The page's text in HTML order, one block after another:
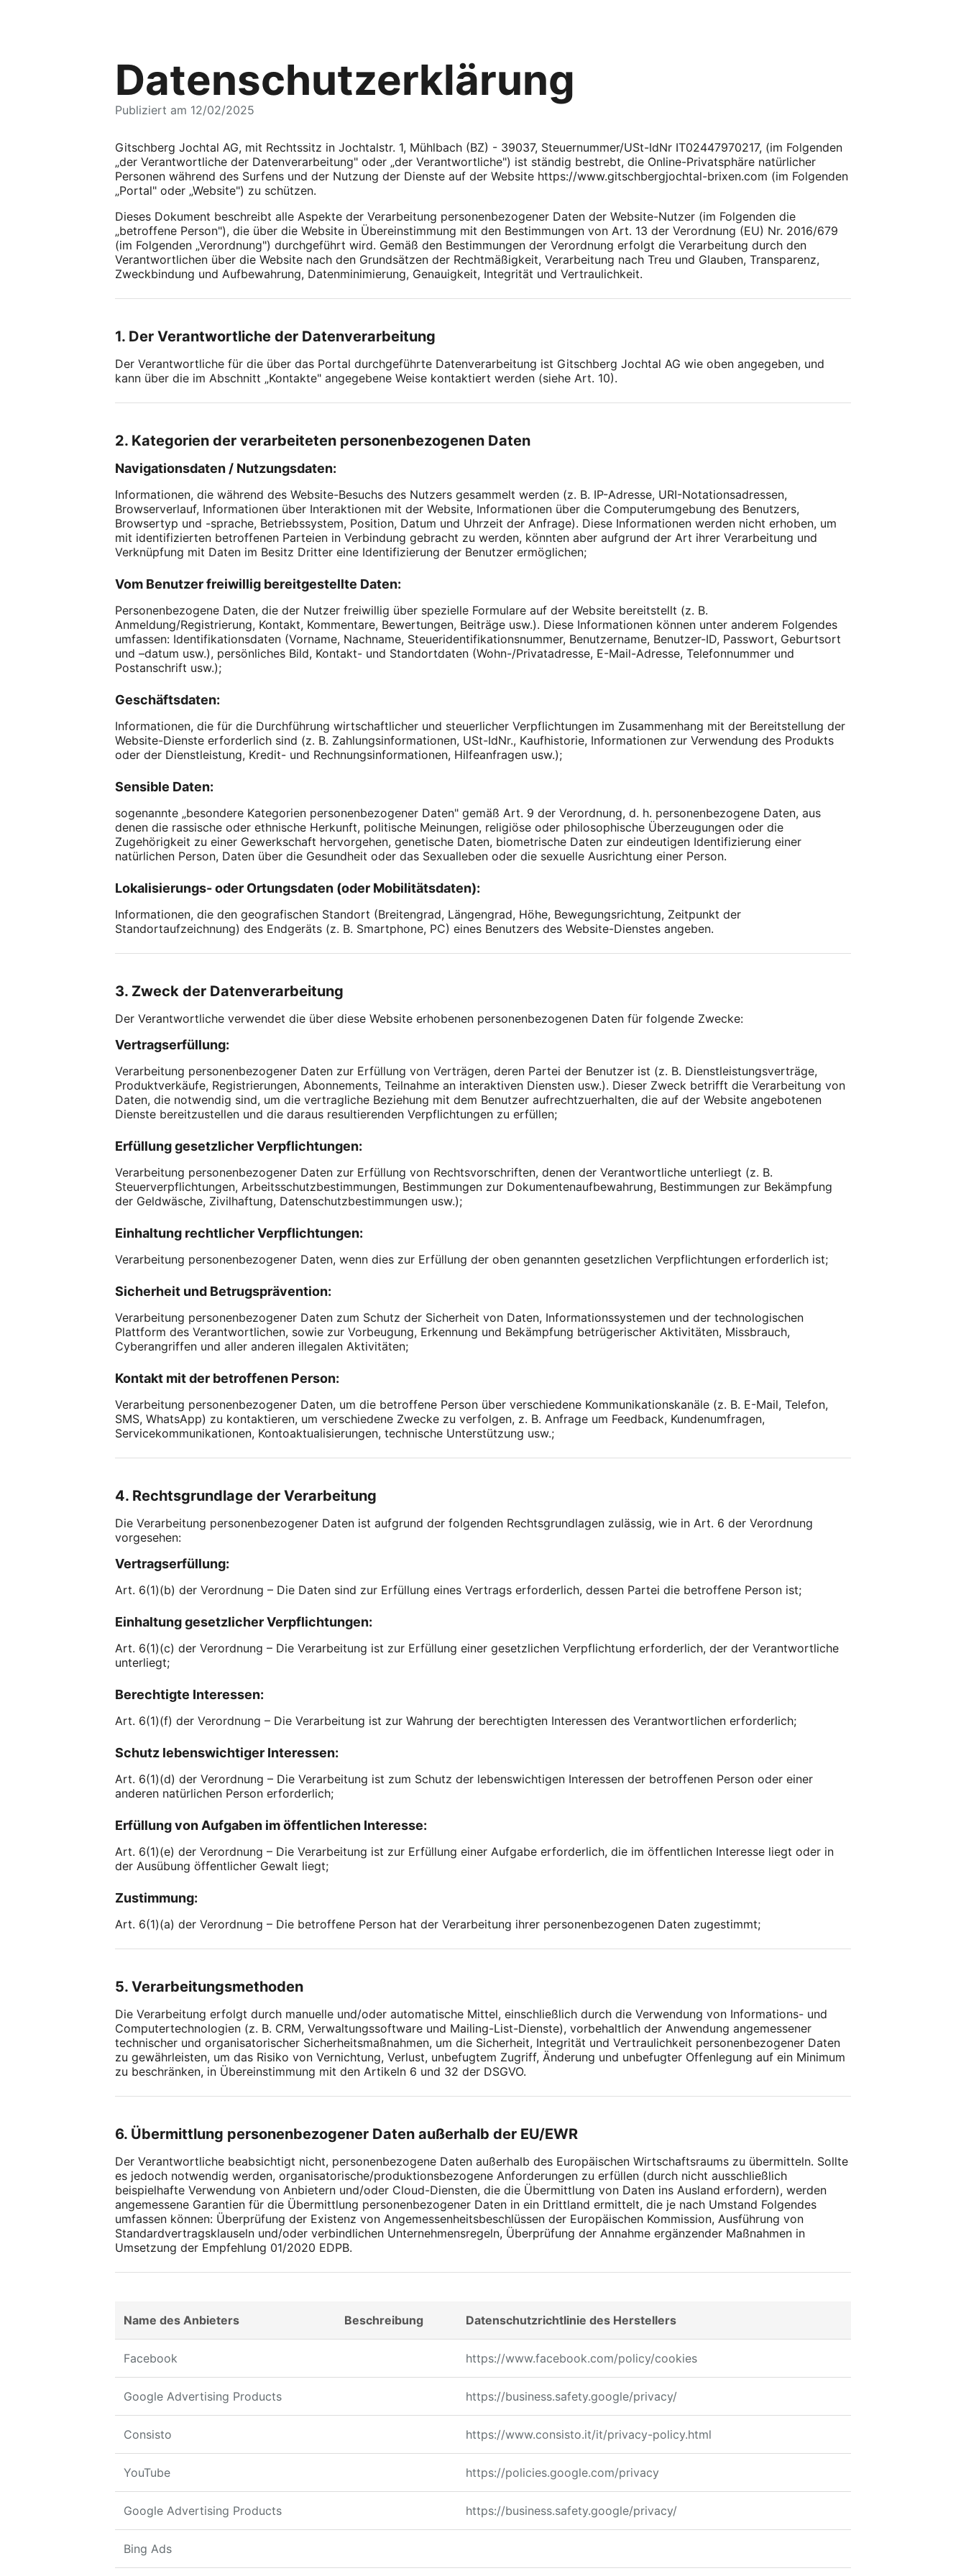
Datenschutzerklärung
Publiziert am 12/02/2025
Gitschberg Jochtal AG, mit Rechtssitz in Jochtalstr. 1, Mühlbach (BZ) - 39037, Steuernummer/USt-IdNr IT02447970217, (im Folgenden
„der Verantwortliche der Datenverarbeitung" oder „der Verantwortliche") ist ständig bestrebt, die Online-Privatsphäre natürlicher
Personen während des Surfens und der Nutzung der Dienste auf der Website https://www.gitschbergjochtal-brixen.com (im Folgenden
„Portal" oder „Website") zu schützen.
Dieses Dokument beschreibt alle Aspekte der Verarbeitung personenbezogener Daten der Website-Nutzer (im Folgenden die
„betroffene Person"), die über die Website in Übereinstimmung mit den Bestimmungen von Art. 13 der Verordnung (EU) Nr. 2016/679
(im Folgenden „Verordnung") durchgeführt wird. Gemäß den Bestimmungen der Verordnung erfolgt die Verarbeitung durch den
Verantwortlichen über die Website nach den Grundsätzen der Rechtmäßigkeit, Verarbeitung nach Treu und Glauben, Transparenz,
Zweckbindung und Aufbewahrung, Datenminimierung, Genauigkeit, Integrität und Vertraulichkeit.
1. Der Verantwortliche der Datenverarbeitung
Der Verantwortliche für die über das Portal durchgeführte Datenverarbeitung ist Gitschberg Jochtal AG wie oben angegeben, und
kann über die im Abschnitt „Kontakte" angegebene Weise kontaktiert werden (siehe Art. 10).
2. Kategorien der verarbeiteten personenbezogenen Daten
Navigationsdaten / Nutzungsdaten:
Informationen, die während des Website-Besuchs des Nutzers gesammelt werden (z. B. IP-Adresse, URI-Notationsadressen,
Browserverlauf, Informationen über Interaktionen mit der Website, Informationen über die Computerumgebung des Benutzers,
Browsertyp und -sprache, Betriebssystem, Position, Datum und Uhrzeit der Anfrage). Diese Informationen werden nicht erhoben, um
mit identifizierten betroffenen Parteien in Verbindung gebracht zu werden, könnten aber aufgrund der Art ihrer Verarbeitung und
Verknüpfung mit Daten im Besitz Dritter eine Identifizierung der Benutzer ermöglichen;
Vom Benutzer freiwillig bereitgestellte Daten:
Personenbezogene Daten, die der Nutzer freiwillig über spezielle Formulare auf der Website bereitstellt (z. B.
Anmeldung/Registrierung, Kontakt, Kommentare, Bewertungen, Beiträge usw.). Diese Informationen können unter anderem Folgendes
umfassen: Identifikationsdaten (Vorname, Nachname, Steueridentifikationsnummer, Benutzername, Benutzer-ID, Passwort, Geburtsort
und –datum usw.), persönliches Bild, Kontakt- und Standortdaten (Wohn-/Privatadresse, E-Mail-Adresse, Telefonnummer und
Postanschrift usw.);
Geschäftsdaten:
Informationen, die für die Durchführung wirtschaftlicher und steuerlicher Verpflichtungen im Zusammenhang mit der Bereitstellung der
Website-Dienste erforderlich sind (z. B. Zahlungsinformationen, USt-IdNr., Kaufhistorie, Informationen zur Verwendung des Produkts
oder der Dienstleistung, Kredit- und Rechnungsinformationen, Hilfeanfragen usw.);
Sensible Daten:
sogenannte „besondere Kategorien personenbezogener Daten" gemäß Art. 9 der Verordnung, d. h. personenbezogene Daten, aus
denen die rassische oder ethnische Herkunft, politische Meinungen, religiöse oder philosophische Überzeugungen oder die
Zugehörigkeit zu einer Gewerkschaft hervorgehen, genetische Daten, biometrische Daten zur eindeutigen Identifizierung einer
natürlichen Person, Daten über die Gesundheit oder das Sexualleben oder die sexuelle Ausrichtung einer Person.
Lokalisierungs- oder Ortungsdaten (oder Mobilitätsdaten):
Informationen, die den geografischen Standort (Breitengrad, Längengrad, Höhe, Bewegungsrichtung, Zeitpunkt der
Standortaufzeichnung) des Endgeräts (z. B. Smartphone, PC) eines Benutzers des Website-Dienstes angeben.
3. Zweck der Datenverarbeitung
Der Verantwortliche verwendet die über diese Website erhobenen personenbezogenen Daten für folgende Zwecke:
Vertragserfüllung:
Verarbeitung personenbezogener Daten zur Erfüllung von Verträgen, deren Partei der Benutzer ist (z. B. Dienstleistungsverträge,
Produktverkäufe, Registrierungen, Abonnements, Teilnahme an interaktiven Diensten usw.). Dieser Zweck betrifft die Verarbeitung von
Daten, die notwendig sind, um die vertragliche Beziehung mit dem Benutzer aufrechtzuerhalten, die auf der Website angebotenen
Dienste bereitzustellen und die daraus resultierenden Verpflichtungen zu erfüllen;
Erfüllung gesetzlicher Verpflichtungen:
Verarbeitung personenbezogener Daten zur Erfüllung von Rechtsvorschriften, denen der Verantwortliche unterliegt (z. B.
Steuerverpflichtungen, Arbeitsschutzbestimmungen, Bestimmungen zur Dokumentenaufbewahrung, Bestimmungen zur Bekämpfung
der Geldwäsche, Zivilhaftung, Datenschutzbestimmungen usw.);
Einhaltung rechtlicher Verpflichtungen:
Verarbeitung personenbezogener Daten, wenn dies zur Erfüllung der oben genannten gesetzlichen Verpflichtungen erforderlich ist;
Sicherheit und Betrugsprävention:
Verarbeitung personenbezogener Daten zum Schutz der Sicherheit von Daten, Informationssystemen und der technologischen
Plattform des Verantwortlichen, sowie zur Vorbeugung, Erkennung und Bekämpfung betrügerischer Aktivitäten, Missbrauch,
Cyberangriffen und aller anderen illegalen Aktivitäten;
Kontakt mit der betroffenen Person:
Verarbeitung personenbezogener Daten, um die betroffene Person über verschiedene Kommunikationskanäle (z. B. E-Mail, Telefon,
SMS, WhatsApp) zu kontaktieren, um verschiedene Zwecke zu verfolgen, z. B. Anfrage um Feedback, Kundenumfragen,
Servicekommunikationen, Kontoaktualisierungen, technische Unterstützung usw.;
4. Rechtsgrundlage der Verarbeitung
Die Verarbeitung personenbezogener Daten ist aufgrund der folgenden Rechtsgrundlagen zulässig, wie in Art. 6 der Verordnung
vorgesehen:
Vertragserfüllung:
Art. 6(1)(b) der Verordnung – Die Daten sind zur Erfüllung eines Vertrags erforderlich, dessen Partei die betroffene Person ist;
Einhaltung gesetzlicher Verpflichtungen:
Art. 6(1)(c) der Verordnung – Die Verarbeitung ist zur Erfüllung einer gesetzlichen Verpflichtung erforderlich, der der Verantwortliche
unterliegt;
Berechtigte Interessen:
Art. 6(1)(f) der Verordnung – Die Verarbeitung ist zur Wahrung der berechtigten Interessen des Verantwortlichen erforderlich;
Schutz lebenswichtiger Interessen:
Art. 6(1)(d) der Verordnung – Die Verarbeitung ist zum Schutz der lebenswichtigen Interessen der betroffenen Person oder einer
anderen natürlichen Person erforderlich;
Erfüllung von Aufgaben im öffentlichen Interesse:
Art. 6(1)(e) der Verordnung – Die Verarbeitung ist zur Erfüllung einer Aufgabe erforderlich, die im öffentlichen Interesse liegt oder in
der Ausübung öffentlicher Gewalt liegt;
Zustimmung:
Art. 6(1)(a) der Verordnung – Die betroffene Person hat der Verarbeitung ihrer personenbezogenen Daten zugestimmt;
5. Verarbeitungsmethoden
Die Verarbeitung erfolgt durch manuelle und/oder automatische Mittel, einschließlich durch die Verwendung von Informations- und
Computertechnologien (z. B. CRM, Verwaltungssoftware und Mailing-List-Dienste), vorbehaltlich der Anwendung angemessener
technischer und organisatorischer Sicherheitsmaßnahmen, um die Sicherheit, Integrität und Vertraulichkeit personenbezogener Daten
zu gewährleisten, um das Risiko von Vernichtung, Verlust, unbefugtem Zugriff, Änderung und unbefugter Offenlegung auf ein Minimum
zu beschränken, in Übereinstimmung mit den Artikeln 6 und 32 der DSGVO.
6. Übermittlung personenbezogener Daten außerhalb der EU/EWR
Der Verantwortliche beabsichtigt nicht, personenbezogene Daten außerhalb des Europäischen Wirtschaftsraums zu übermitteln. Sollte
es jedoch notwendig werden, organisatorische/produktionsbezogene Anforderungen zu erfüllen (durch nicht ausschließlich
beispielhafte Verwendung von Anbietern und/oder Cloud-Diensten, die die Übermittlung von Daten ins Ausland erfordern), werden
angemessene Garantien für die Übermittlung personenbezogener Daten in ein Drittland ermittelt, die je nach Umstand Folgendes
umfassen können: Überprüfung der Existenz von Angemessenheitsbeschlüssen der Europäischen Kommission, Ausführung von
Standardvertragsklauseln und/oder verbindlichen Unternehmensregeln, Überprüfung der Annahme ergänzender Maßnahmen in
Umsetzung der Empfehlung 01/2020 EDPB.
Name des Anbieters Beschreibung Datenschutzrichtlinie des Herstellers
Facebook https://www.facebook.com/policy/cookies
Google Advertising Products https://business.safety.google/privacy/
Consisto https://www.consisto.it/it/privacy-policy.html
YouTube https://policies.google.com/privacy
Google Advertising Products https://business.safety.google/privacy/
Bing Ads